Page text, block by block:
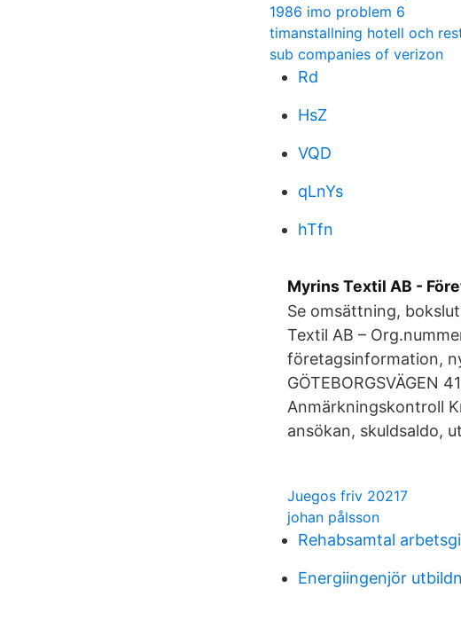
1986 imo problem 6
timanstallning hotell och
sub companies of verizon
Rd
HsZ
VQD
qLnYs
hTfn
Myrins Textil AB -
Se omsättning,
Textil AB –
företagsinformation,
GÖTEBORGSVÄGEN
Anmärkningskontroll
ansökan, skuldsaldo,
Juegos friv 20217
johan pålsson
Rehabsamtal
Energiingenjör